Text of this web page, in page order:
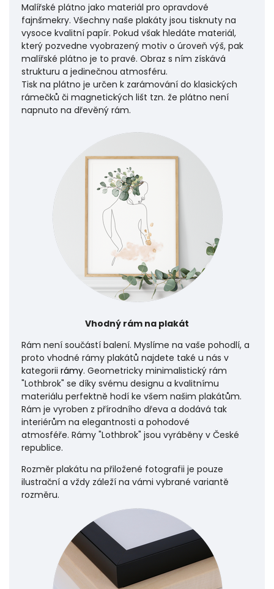
Malířské plátno jako materiál pro opravdové
fajnšmekry. Všechny naše plakáty jsou tisknuty na
vysoce kvalitní papír. Pokud však hledáte materiál,
který pozvedne vyobrazený motiv o úroveň výš, pak
malířské plátno je to pravé. Obraz s ním získává
strukturu a jedinečnou atmosféru.
Tisk na plátno je určen k zarámování do klasických
rámečků či magnetických lišt tzn. že plátno není
napnuto na dřevěný rám.
Vhodný rám na plakát
Rám není součástí balení. Myslíme na vaše pohodlí, a
proto vhodné rámy plakátů najdete také u nás v
kategorii rámy. Geometricky minimalistický rám
"Lothbrok" se díky svému designu a kvalitnímu
materiálu perfektně hodí ke všem našim plakátům.
Rám je vyroben z přírodního dřeva a dodává tak
interiérům na elegantnosti a pohodové
atmosféře. Rámy "Lothbrok" jsou vyráběny v České
republice.
Rozměr plakátu na přiložené fotografii je pouze
ilustrační a vždy záleží na vámi vybrané variantě
rozměru.